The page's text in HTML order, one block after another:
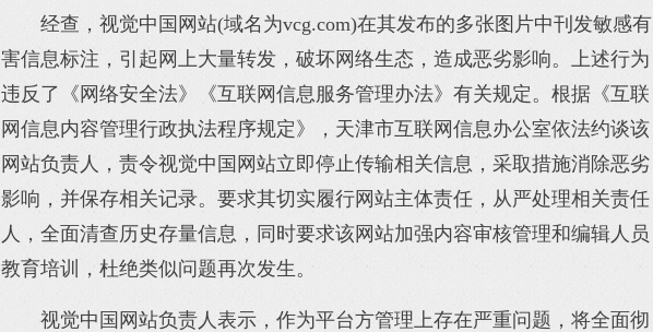
经查，视觉中国网站(域名为vcg.com)在其发布的多张图片中刊发敏感有
害信息标注，引起网上大量转发，破坏网络生态，造成恶劣影响。上述行为
违反了《网络安全法》《互联网信息服务管理办法》有关规定。根据《互联
网信息内容管理行政执法程序规定》，天津市互联网信息办公室依法约谈该
网站负责人，责令视觉中国网站立即停止传输相关信息，采取措施消除恶劣
影响，并保存相关记录。要求其切实履行网站主体责任，从严处理相关责任
人，全面清查历史存量信息，同时要求该网站加强内容审核管理和编辑人员
教育培训，杜绝类似问题再次发生。
视觉中国网站负责人表示，作为平台方管理上存在严重问题，将全面彻